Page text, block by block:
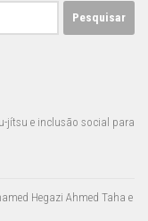
jítsu e inclusão social para
Hegazi Ahmed Taha e